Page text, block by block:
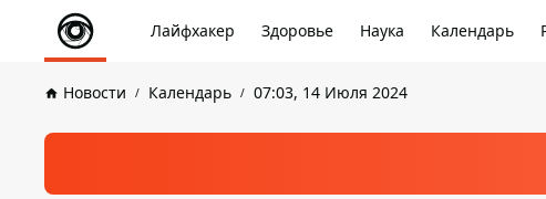
Лайфхакер Здоровье Наука Календарь
Новости Календарь 07:03, 14 Июля 2024